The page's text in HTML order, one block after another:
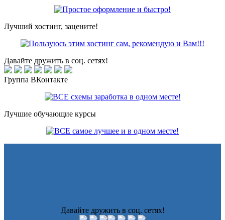
Лучший хостинг, зацените!
Давайте дружить в соц. сетях!
Группа ВКонтакте
Лучшие обучающие курсы
Давайте дружить в соц. сетях!